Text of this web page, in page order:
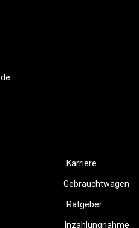
Karriere
Gebrauchtwagen
Ratgeber
Inzahlungnahme